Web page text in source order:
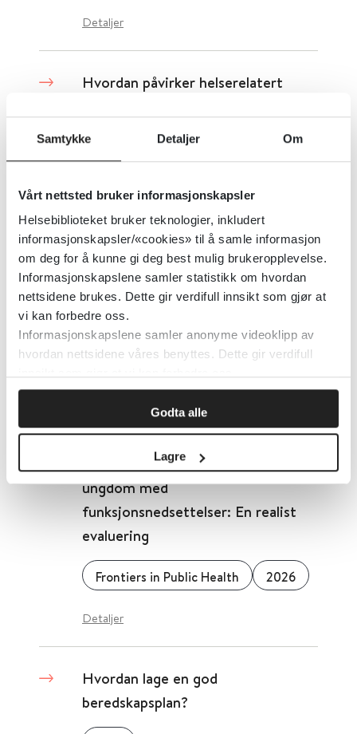
Samtykke Detaljer Om
Vårt nettsted bruker informasjonskapsler
Helsebiblioteket bruker teknologier, inkludert
informasjonskapsler/«cookies» til å samle informasjon
om deg for å kunne gi deg best mulig brukeropplevelse.
Informasjonskapslene samler statistikk om hvordan
nettsidene brukes. Dette gir verdifull innsikt som gjør at
vi kan forbedre oss.
Informasjonskapslene samler anonyme videoklipp av
hvordan nettsidene våres benyttes. Dette gir verdifull
Godta alle
Lagre
Detaljer
Hvordan påvirker helserelatert
velvære på jobb? En systematisk
Journal of Occupational Rehabilitation
Detaljer
Hvordan oppstår trykksår
Wounds AS
Detaljer
Hvordan lokalsamfunn kan
fremme arbeidsdeltakelse for
ungdom med
funksjonsnedsettelser: En realist
evaluering
Frontiers in Public Health 2026
Detaljer
Hvordan lage en god
beredskapsplan?